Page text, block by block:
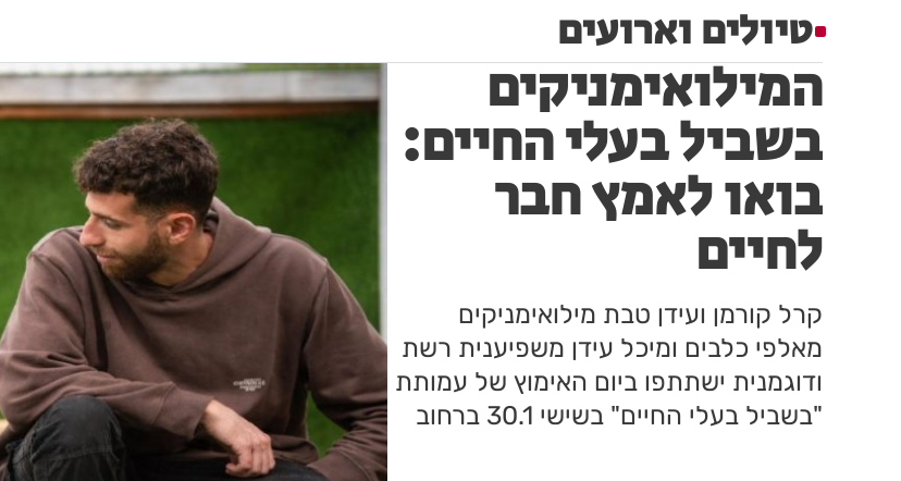
טיולים וארועים
המילואימניקים
בשביל בעלי החיים:
בואו לאמץ חבר
לחיים
‏‏‏‏‏‏קרל קורמן ועידן טבת מילואימניקים
מאלפי כלבים ומיכל עידן משפיענית רשת
ודוגמנית ישתתפו ביום האימוץ של עמותת
"בשביל בעלי החיים" בשישי 30.1 ברחוב